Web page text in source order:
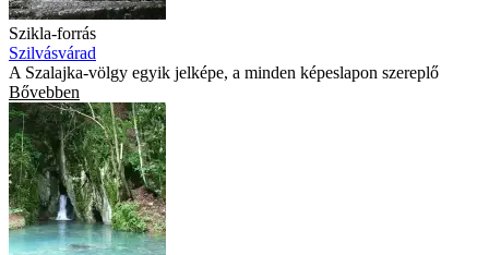
Szikla-forrás
Szilvásvárad
A Szalajka-völgy egyik jelképe, a minden képeslapon szereplő
Bővebben